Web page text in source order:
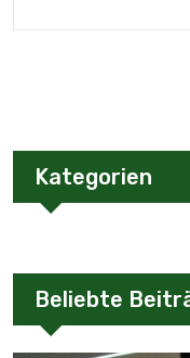
Kategorien
Beliebte